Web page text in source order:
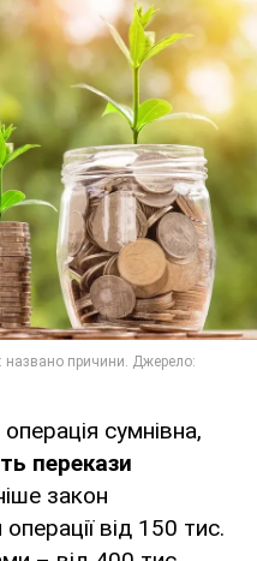
сумнівна,
перекази
закон
від 150 тис.